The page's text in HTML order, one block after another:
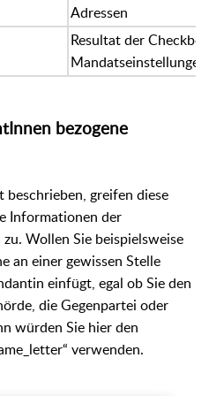
Adressen
Resultat der
bezogene
greifen diese
Informationen der
Wollen Sie beispielsweise
an einer gewissen Stelle
einfügt, egal ob Sie den
die Gegenpartei oder
würden Sie hier den
verwenden.